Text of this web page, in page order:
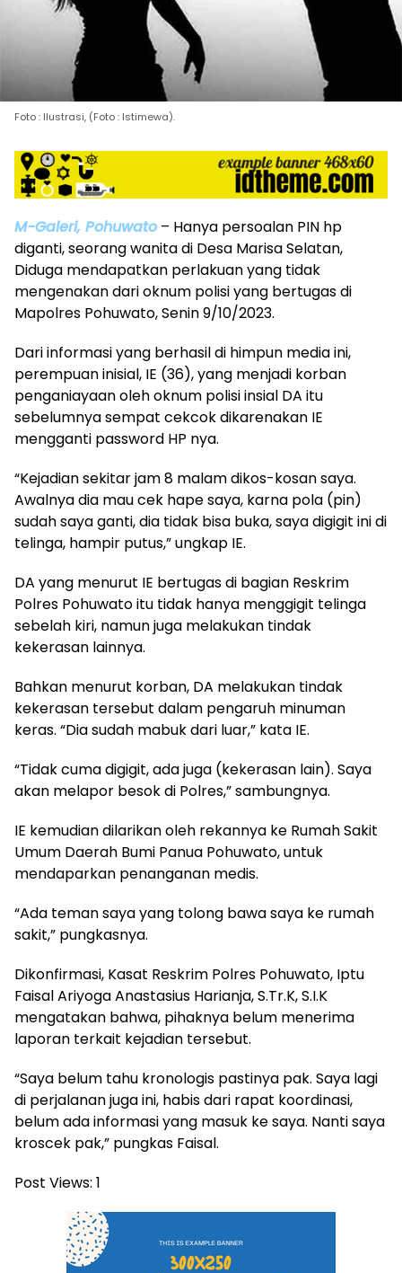
Foto : Ilustrasi, (Foto : Istimewa).
M-Galeri, Pohuwato– Hanya persoalan PIN hp
diganti, seorang wanita di Desa Marisa Selatan,
Diduga mendapatkan perlakuan yang tidak
mengenakan dari oknum polisi yang bertugas di
Mapolres Pohuwato, Senin 9/10/2023.
Dari informasi yang berhasil di himpun media ini,
perempuan inisial, IE (36), yang menjadi korban
penganiayaan oleh oknum polisi insial DA itu
sebelumnya sempat cekcok dikarenakan IE
mengganti password HP nya.
“Kejadian sekitar jam 8 malam dikos-kosan saya.
Awalnya dia mau cek hape saya, karna pola (pin)
sudah saya ganti, dia tidak bisa buka, saya digigit ini di
telinga, hampir putus,” ungkap IE.
DA yang menurut IE bertugas di bagian Reskrim
Polres Pohuwato itu tidak hanya menggigit telinga
sebelah kiri, namun juga melakukan tindak
kekerasan lainnya.
Bahkan menurut korban, DA melakukan tindak
kekerasan tersebut dalam pengaruh minuman
keras. “Dia sudah mabuk dari luar,” kata IE.
“Tidak cuma digigit, ada juga (kekerasan lain). Saya
akan melapor besok di Polres,” sambungnya.
IE kemudian dilarikan oleh rekannya ke Rumah Sakit
Umum Daerah Bumi Panua Pohuwato, untuk
mendaparkan penanganan medis.
“Ada teman saya yang tolong bawa saya ke rumah
sakit,” pungkasnya.
Dikonfirmasi, Kasat Reskrim Polres Pohuwato, Iptu
Faisal Ariyoga Anastasius Harianja, S.Tr.K, S.I.K
mengatakan bahwa, pihaknya belum menerima
laporan terkait kejadian tersebut.
“Saya belum tahu kronologis pastinya pak. Saya lagi
di perjalanan juga ini, habis dari rapat koordinasi,
belum ada informasi yang masuk ke saya. Nanti saya
kroscek pak,” pungkas Faisal.
Post Views: 1